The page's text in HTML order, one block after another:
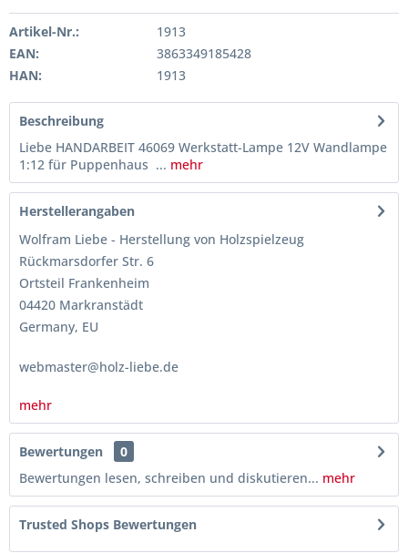
Artikel-Nr.:
1913
EAN:
3863349185428
HAN:
1913
Beschreibung
Liebe HANDARBEIT 46069 Werkstatt-Lampe 12V Wandlampe
1:12 für Puppenhaus ... mehr
Herstellerangaben
Wolfram Liebe - Herstellung von Holzspielzeug
Rückmarsdorfer Str. 6
Ortsteil Frankenheim
04420 Markranstädt
Germany, EU
webmaster@holz-liebe.de
mehr
Bewertungen
0
Bewertungen lesen, schreiben und diskutieren... mehr
Trusted Shops Bewertungen